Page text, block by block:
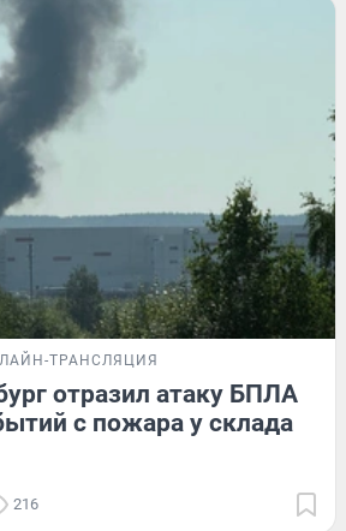
ТРАНСЛЯЦИЯ
отразил атаку БПЛА
с пожара у склада
216